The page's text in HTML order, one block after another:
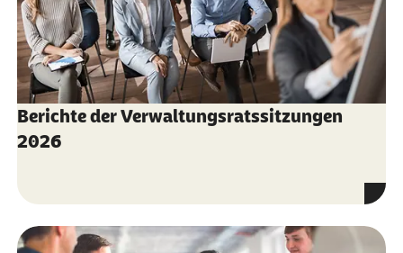
Berichte der Verwaltungsratssitzungen
2026